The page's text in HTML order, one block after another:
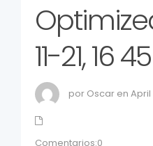
11-21, 16
por Oscar en April
Comentarios:0